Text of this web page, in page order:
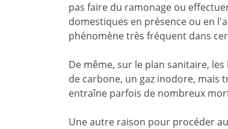
pas faire du ramonage ou
domestiques en présence ou en
phénomène très fréquent dans
De même, sur le plan sanitaire,
de carbone, un gaz inodore, mais
entraîne parfois de nombreux
Une autre raison pour procéder